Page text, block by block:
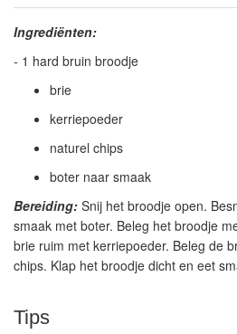
Ingrediënten:
- 1 hard bruin broodje
brie
kerriepoeder
naturel chips
boter naar smaak
Bereiding: Snij het broodje open.
smaak met boter. Beleg het broodje
brie ruim met kerriepoeder. Beleg de
chips. Klap het broodje dicht en eet
Tips